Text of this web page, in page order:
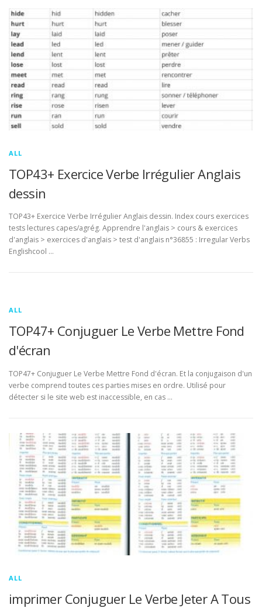
ALL
TOP43+ Exercice Verbe Irrégulier Anglais
dessin
TOP43+ Exercice Verbe Irrégulier Anglais dessin. Index cours exercices
tests lectures capes/agrég. Apprendre l'anglais > cours & exercices
d'anglais > exercices d'anglais > test d'anglais n°36855 : Irregular Verbs
Englishcool …
ALL
TOP47+ Conjuguer Le Verbe Mettre Fond
d'écran
TOP47+ Conjuguer Le Verbe Mettre Fond d'écran. Et la conjugaison d'un
verbe comprend toutes ces parties mises en ordre. Utilisé pour
détecter si le site web est inaccessible, en cas …
ALL
imprimer Conjuguer Le Verbe Jeter A Tous